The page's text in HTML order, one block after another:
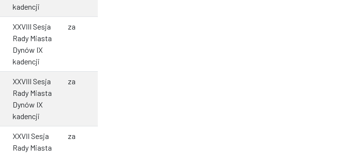
kadencji
XXVIII Sesja
Rady Miasta
Dynów IX
kadencji
za
XXVIII Sesja
Rady Miasta
Dynów IX
kadencji
za
XXVII Sesja
Rady Miasta
za